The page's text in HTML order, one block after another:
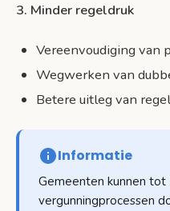
3. Minder regeldruk
Vereenvoudiging van
Wegwerken van
Betere uitleg van
Informatie
Gemeenten kunnen
vergunningprocessen